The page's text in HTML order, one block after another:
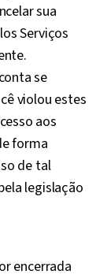
sua
Serviços
se
violou estes
aos
forma
de tal
legislação
encerrada